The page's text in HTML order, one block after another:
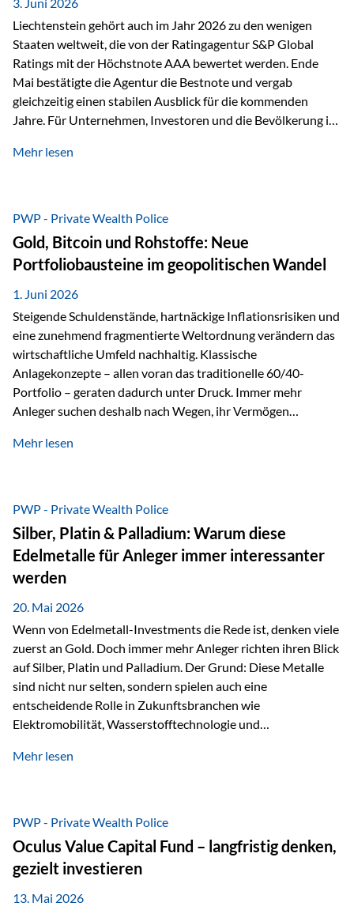
Liechtenstein gehört auch im Jahr 2026 zu den wenigen
Staaten weltweit, die von der Ratingagentur S&P Global
Ratings mit der Höchstnote AAA bewertet werden. Ende
Mai bestätigte die Agentur die Bestnote und vergab
gleichzeitig einen stabilen Ausblick für die kommenden
Jahre. Für Unternehmen, Investoren und die Bevölkerung ist
finanzielle Stabilität des Landes sowie das Vertrauen
trotz Herausforderungen Die weltwirtschaftlichen
Rahmenbedingungen bleiben anspruchsvoll. Geopolitische
Unsicherheiten, eine verhaltene Investitionstätigkeit und
eine schwächere Nachfrage in wichtigen Exportmärkten
beeinflussen auch die liechtensteinische Wirtschaft.
Dennoch sieht…
Mehr lesen
PWP - Private Wealth Police
Gold, Bitcoin und Rohstoffe: Neue
Portfoliobausteine im geopolitischen Wandel
1. Juni 2026
Steigende Schuldenstände, hartnäckige Inflationsrisiken und
eine zunehmend fragmentierte Weltordnung verändern das
wirtschaftliche Umfeld nachhaltig. Klassische
Anlagekonzepte – allen voran das traditionelle 60/40-
Portfolio – geraten dadurch unter Druck. Immer mehr
Anleger suchen deshalb nach Wegen, ihr Vermögen
Unsicherheit abzusichern. Genau hier rücken reale und
monetäre Rolle zurück Gold erlebt derzeit eine
bemerkenswerte Renaissance als monetärer Wertspeicher.
Treiber sind Rekordkäufe der Zentralbanken, geopolitische
Spannungen und ein schleichender Vertrauensverlust in
ungedeckte Papierwährungen. Wie groß dieser
Vertrauensverlust ausfällt, zeigt ein nüchterner
Mehr lesen
PWP - Private Wealth Police
Silber, Platin & Palladium: Warum diese
Edelmetalle für Anleger immer interessanter
werden
20. Mai 2026
Wenn von Edelmetall-Investments die Rede ist, denken viele
zuerst an Gold. Doch immer mehr Anleger richten ihren Blick
auf Silber, Platin und Palladium. Der Grund: Diese Metalle
sind nicht nur selten, sondern spielen auch eine
entscheidende Rolle in Zukunftsbranchen wie
Elektromobilität, Wasserstofftechnologie und
Faktoren für Investoren – begrenztes Angebot und
klassischer „Sicherheitsanker“ gilt, bieten Silber, Platin und
Palladium zusätzlich die Chance, von technologischen
Entwicklungen zu profitieren. Die Nachfrage entsteht nicht
nur durch Anleger, sondern vor allem durch die Industrie.
Gerade in…
Mehr lesen
PWP - Private Wealth Police
Oculus Value Capital Fund – langfristig denken,
gezielt investieren
13. Mai 2026